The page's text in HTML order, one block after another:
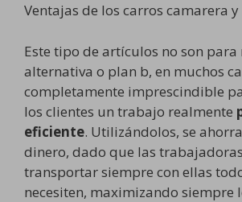
Ventajas de los carros camarera
Este tipo de artículos no son para
alternativa o plan b, en muchos
completamente imprescindible
los clientes un trabajo realmente
eficiente. Utilizándolos, se
dinero, dado que las
transportar siempre con ellas
necesiten, maximizando siempre